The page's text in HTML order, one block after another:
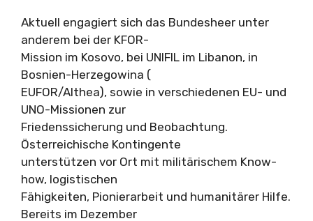
Aktuell engagiert sich das Bundesheer unter
anderem bei der KFOR-
Mission im Kosovo, bei UNIFIL im Libanon, in
Bosnien-Herzegowina (
EUFOR/Althea), sowie in verschiedenen EU- und
UNO-Missionen zur
Friedenssicherung und Beobachtung.
Österreichische Kontingente
unterstützen vor Ort mit militärischem Know-
how, logistischen
Fähigkeiten, Pionierarbeit und humanitärer Hilfe.
Bereits im Dezember